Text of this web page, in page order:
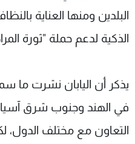
البلدين ومنها العناية
الذكية لدعم حملة "ثورة
يذكر أن اليابان نشرت ما
في الهند وجنوب شرق
التعاون مع مختلف